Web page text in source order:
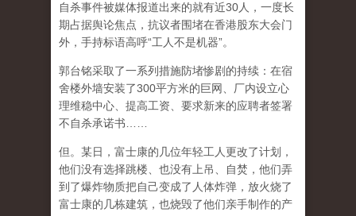
自杀事件被媒体报道出来的就有近30人，一度长
期占据舆论焦点，抗议者围堵在香港股东大会门
外，手持标语高呼“工人不是机器”。
郭台铭采取了一系列措施防堵惨剧的持续：在宿
舍楼外墙安装了300平方米的巨网、厂内设立心
理维稳中心、提高工资、要求新来的应聘者签署
不自杀承诺书……
但。某日，富士康的几位年轻工人更改了计划，
他们没有选择跳楼、也没有上吊、自焚，他们弄
到了爆炸物质把自己变成了人体炸弹，放火烧了
富士康的几栋建筑，也烧毁了他们亲手制作的产